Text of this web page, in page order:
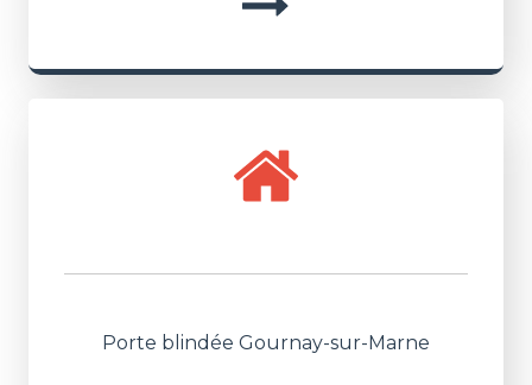
Porte blindée Gournay-sur-Marne